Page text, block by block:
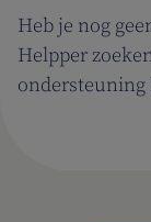
Heb je nog
Helpper
ondersteuning